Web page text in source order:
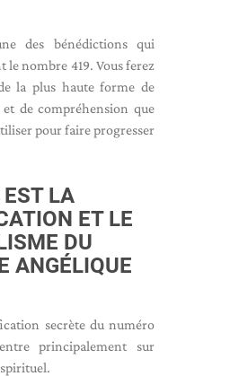
des bénédictions qui
le nombre 419. Vous ferez
la plus haute forme de
et de compréhension que
pour faire progresser
EST LA
ET LE
DU
ANGÉLIQUE
secrète du numéro
principalement sur